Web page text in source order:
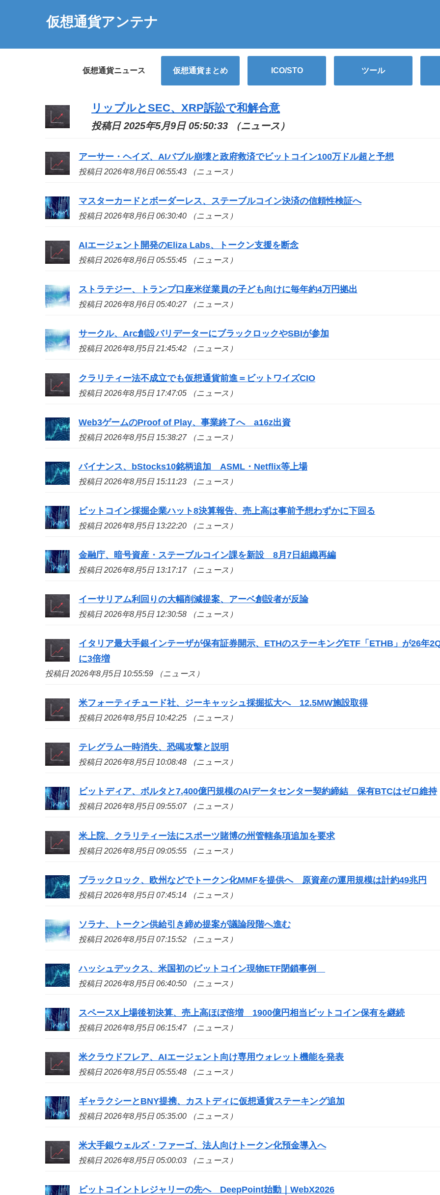
仮想通貨アンテナ
仮想通貨ニュース 仮想通貨まとめ ICO/STO ツール
リップルとSEC、XRP訴訟で和解合意
投稿日 2025年5月9日 05:50:33 （ニュース）
アーサー・ヘイズ、AIバブル崩壊と政府救済でビットコイン100万ドル超と予想
投稿日 2026年8月6日 06:55:43 （ニュース）
マスターカードとボーダーレス、ステーブルコイン決済の信頼性検証へ
投稿日 2026年8月6日 06:30:40 （ニュース）
AIエージェント開発のEliza Labs、トークン支援を断念
投稿日 2026年8月6日 05:55:45 （ニュース）
ストラテジー、トランプ口座米従業員の子ども向けに毎年約4万円拠出
投稿日 2026年8月6日 05:40:27 （ニュース）
サークル、Arc創設バリデーターにブラックロックやSBIが参加
投稿日 2026年8月5日 21:45:42 （ニュース）
クラリティー法不成立でも仮想通貨前進＝ビットワイズCIO
投稿日 2026年8月5日 17:47:05 （ニュース）
Web3ゲームのProof of Play、事業終了へ a16z出資
投稿日 2026年8月5日 15:38:27 （ニュース）
バイナンス、bStocks10銘柄追加 ASML・Netflix等上場
投稿日 2026年8月5日 15:11:23 （ニュース）
ビットコイン採掘企業ハット8決算報告、売上高は事前予想わずかに下回る
投稿日 2026年8月5日 13:22:20 （ニュース）
金融庁、暗号資産・ステーブルコイン課を新設 8月7日組織再編
投稿日 2026年8月5日 13:17:17 （ニュース）
イーサリアム利回りの大幅削減提案、アーベ創設者が反論
投稿日 2026年8月5日 12:30:58 （ニュース）
イタリア最大手銀インテーザが保有証券開示、ETHのステーキングETF「ETHB」が26年
に3倍増
投稿日 2026年8月5日 10:55:59 （ニュース）
米フォーティチュード社、ジーキャッシュ採掘拡大へ 12.5MW施設取得
投稿日 2026年8月5日 10:42:25 （ニュース）
テレグラム一時消失、恐喝攻撃と説明
投稿日 2026年8月5日 10:08:48 （ニュース）
ビットディア、ボルタと7,400億円規模のAIデータセンター契約締結 保有BTCはゼロ維持
投稿日 2026年8月5日 09:55:07 （ニュース）
米上院、クラリティー法にスポーツ賭博の州管轄条項追加を要求
投稿日 2026年8月5日 09:05:55 （ニュース）
ブラックロック、欧州などでトークン化MMFを提供へ 原資産の運用規模は計約49兆円
投稿日 2026年8月5日 07:45:14 （ニュース）
ソラナ、トークン供給引き締め提案が議論段階へ進む
投稿日 2026年8月5日 07:15:52 （ニュース）
ハッシュデックス、米国初のビットコイン現物ETF閉鎖事例
投稿日 2026年8月5日 06:40:50 （ニュース）
スペースX上場後初決算、売上高ほぼ倍増 1900億円相当ビットコイン保有を継続
投稿日 2026年8月5日 06:15:47 （ニュース）
米クラウドフレア、AIエージェント向け専用ウォレット機能を発表
投稿日 2026年8月5日 05:55:48 （ニュース）
ギャラクシーとBNY提携、カストディに仮想通貨ステーキング追加
投稿日 2026年8月5日 05:35:00 （ニュース）
米大手銀ウェルズ・ファーゴ、法人向けトークン化預金導入へ
投稿日 2026年8月5日 05:00:03 （ニュース）
ビットコイントレジャリーの先へ DeepPoint始動｜WebX2026